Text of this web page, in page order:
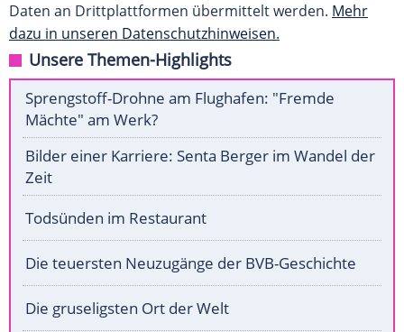
Daten an Drittplattformen übermittelt werden. Mehr
dazu in unseren Datenschutzhinweisen.
Unsere Themen-Highlights
Sprengstoff-Drohne am Flughafen: "Fremde
Mächte" am Werk?
Bilder einer Karriere: Senta Berger im Wandel der
Zeit
Todsünden im Restaurant
Die teuersten Neuzugänge der BVB-Geschichte
Die gruseligsten Ort der Welt